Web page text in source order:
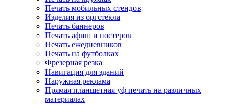
Печать мобильных стендов
Изделия из оргстекла
Печать баннеров
Печать афиш и постеров
Печать ежедневников
Печать на футболках
Фрезерная резка
Навигация для зданий
Наружная реклама
Прямая планшетная уф печать на различных
материалах